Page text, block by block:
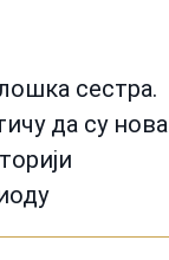
сестра.
да су нова